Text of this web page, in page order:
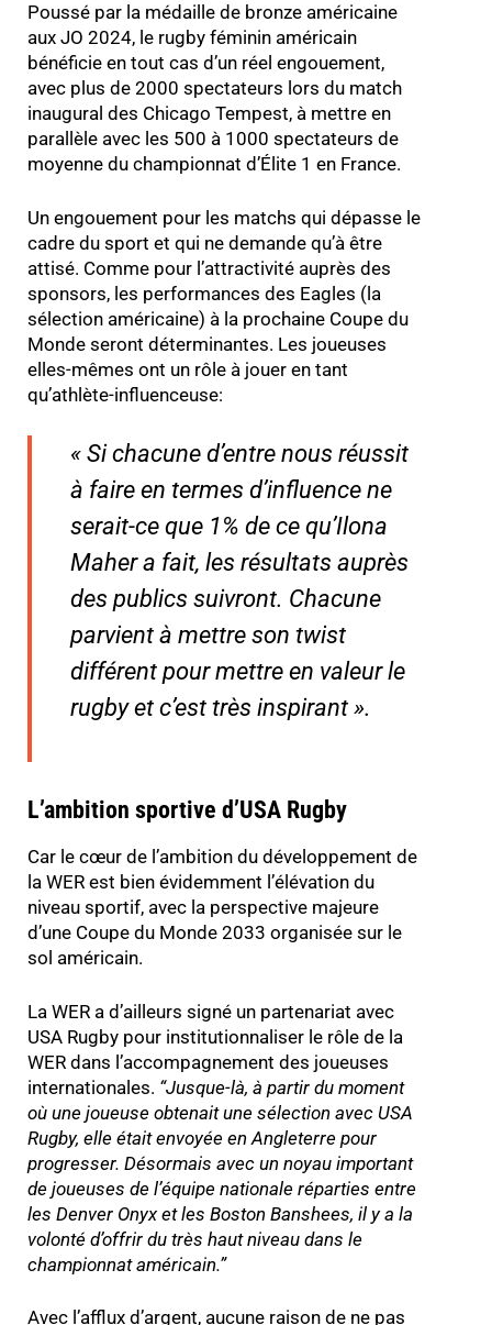
Poussé par la médaille de bronze américaine
aux JO 2024, le rugby féminin américain
bénéficie en tout cas d’un réel engouement,
avec plus de 2000 spectateurs lors du match
inaugural des Chicago Tempest, à mettre en
parallèle avec les 500 à 1000 spectateurs de
moyenne du championnat d’Élite 1 en France.
Un engouement pour les matchs qui dépasse le
cadre du sport et qui ne demande qu’à être
attisé. Comme pour l’attractivité auprès des
sponsors, les performances des Eagles (la
sélection américaine) à la prochaine Coupe du
Monde seront déterminantes. Les joueuses
elles-mêmes ont un rôle à jouer en tant
qu’athlète-influenceuse:
«Si chacune d’entre nous réussit
à faire en termes d’influence ne
serait-ce que 1% de ce qu’Ilona
Maher a fait, les résultats auprès
des publics suivront. Chacune
parvient à mettre son twist
différent pour mettre en valeur le
rugby et c’est très inspirant ».
L’ambition sportive d’USA Rugby
Car le cœur de l’ambition du développement de
la WER est bien évidemment l’élévation du
niveau sportif, avec la perspective majeure
d’une Coupe du Monde 2033 organisée sur le
sol américain.
La WER a d’ailleurs signé un partenariat avec
USA Rugby pour institutionnaliser le rôle de la
WER dans l’accompagnement des joueuses
internationales. “Jusque-là, à partir du moment
où une joueuse obtenait une sélection avec USA
Rugby, elle était envoyée en Angleterre pour
progresser. Désormais avec un noyau important
de joueuses de l’équipe nationale réparties entre
les Denver Onyx et les Boston Banshees, il y a la
volonté d’offrir du très haut niveau dans le
championnat américain.”
Avec l’afflux d’argent, aucune raison de ne pas